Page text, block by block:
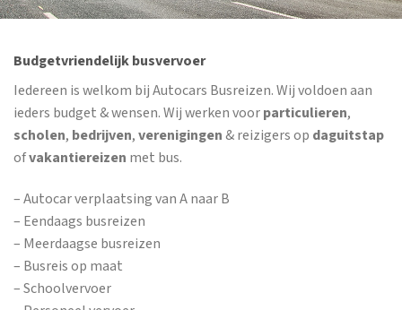
Budgetvriendelijk busvervoer
Iedereen is welkom bij Autocars Busreizen. Wij voldoen aan
ieders budget & wensen. Wij werken voorparticulieren,
scholen, bedrijven,verenigingen& reizigers op daguitstap
ofvakantiereizen met bus.
– Autocar verplaatsing van A naar B
– Eendaags busreizen
– Meerdaagse busreizen
– Busreis op maat
– Schoolvervoer